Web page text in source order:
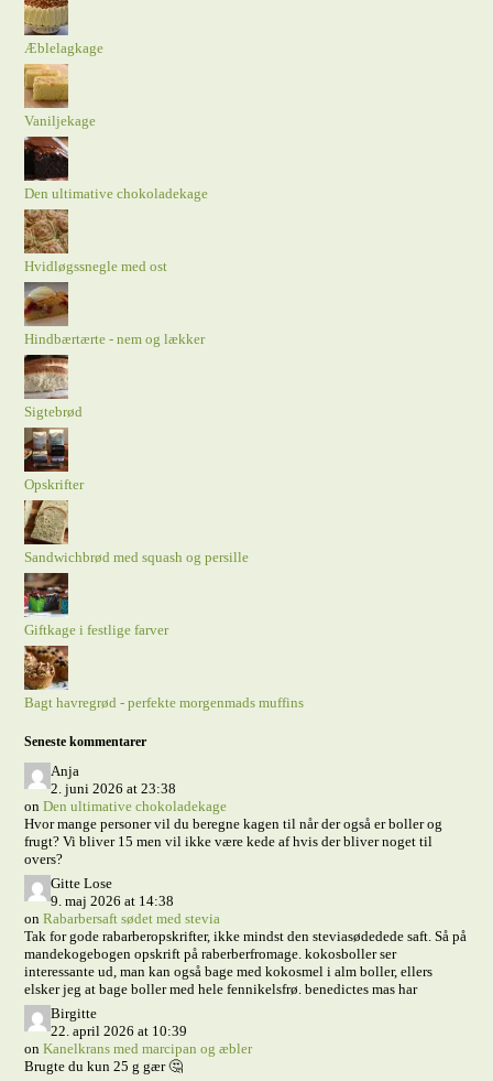
Æblelagkage
Vaniljekage
Den ultimative chokoladekage
Hvidløgssnegle med ost
Hindbærtærte - nem og lækker
Sigtebrød
Opskrifter
Sandwichbrød med squash og persille
Giftkage i festlige farver
Bagt havregrød - perfekte morgenmads muffins
Seneste kommentarer
Anja
2. juni 2026 at 23:38
onDen ultimative chokoladekage
Hvor mange personer vil du beregne kagen til når der også er boller og
frugt? Vi bliver 15 men vil ikke være kede af hvis der bliver noget til
overs?
Gitte Lose
9. maj 2026 at 14:38
onRabarbersaft sødet med stevia
Tak for gode rabarberopskrifter, ikke mindst den steviasødedede saft. Så på
mandekogebogen opskrift på raberberfromage. kokosboller ser
interessante ud, man kan også bage med kokosmel i alm boller, ellers
elsker jeg at bage boller med hele fennikelsfrø. benedictes mas har
Birgitte
22. april 2026 at 10:39
onKanelkrans med marcipan og æbler
Brugte du kun 25 g gær 🤔